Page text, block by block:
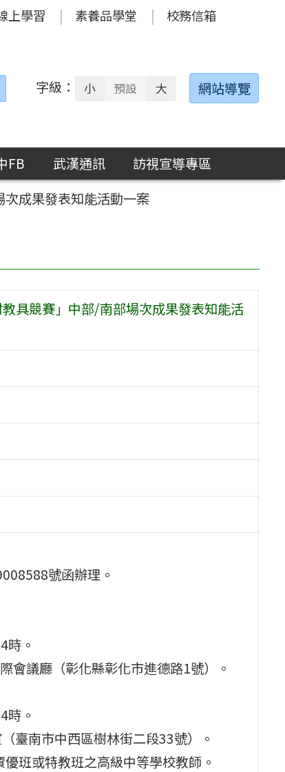
上學習 素養品學堂 校務信箱
搜
字級： 小 預設 大 網站導覽
FB 武漢通訊
訪視宣導專區
成果發表知能活動一案
具競賽」中部/南部場次成果發表知能活
號函辦理。
時。
會議廳（彰化縣彰化市進德路1號）。
時。
臺南市中西區樹林街二段33號）。
班或特教班之高級中等學校教師。